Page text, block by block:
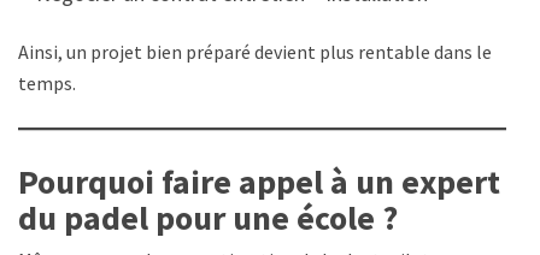
Ainsi, un projet bien préparé devient plus rentable dans le
temps.
Pourquoi faire appel à un expert
du padel pour une école ?